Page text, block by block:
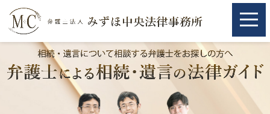
取扱分野
取扱分野